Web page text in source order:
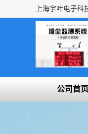
公司首页